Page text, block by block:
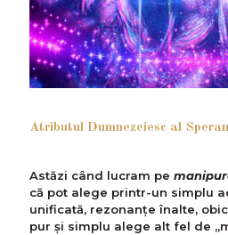
Atributul Dumnezeiesc al
Astăzi când lucram pe
că pot alege printr-un simplu
unificată, rezonanțe înalte,
pur și simplu alege alt fel de